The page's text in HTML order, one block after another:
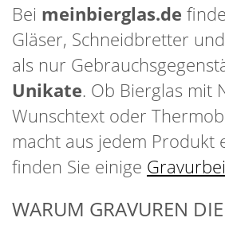
Bei meinbierglas.de
Gläser, Schneidbretter
als nur
Unikate. Ob Bierglas mit
Wunschtext oder
macht aus jedem Produkt
finden Sie einige
WARUM GRAVUREN